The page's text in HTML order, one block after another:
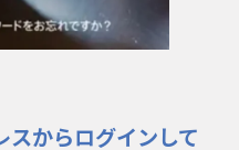
からログインして